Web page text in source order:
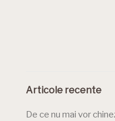
Articole recente
De ce nu mai vor